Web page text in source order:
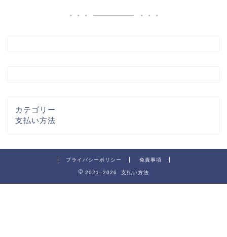
カテゴリー
支払い方法
プライバシーポリシー 免責事項
2021–2026 支払い方法